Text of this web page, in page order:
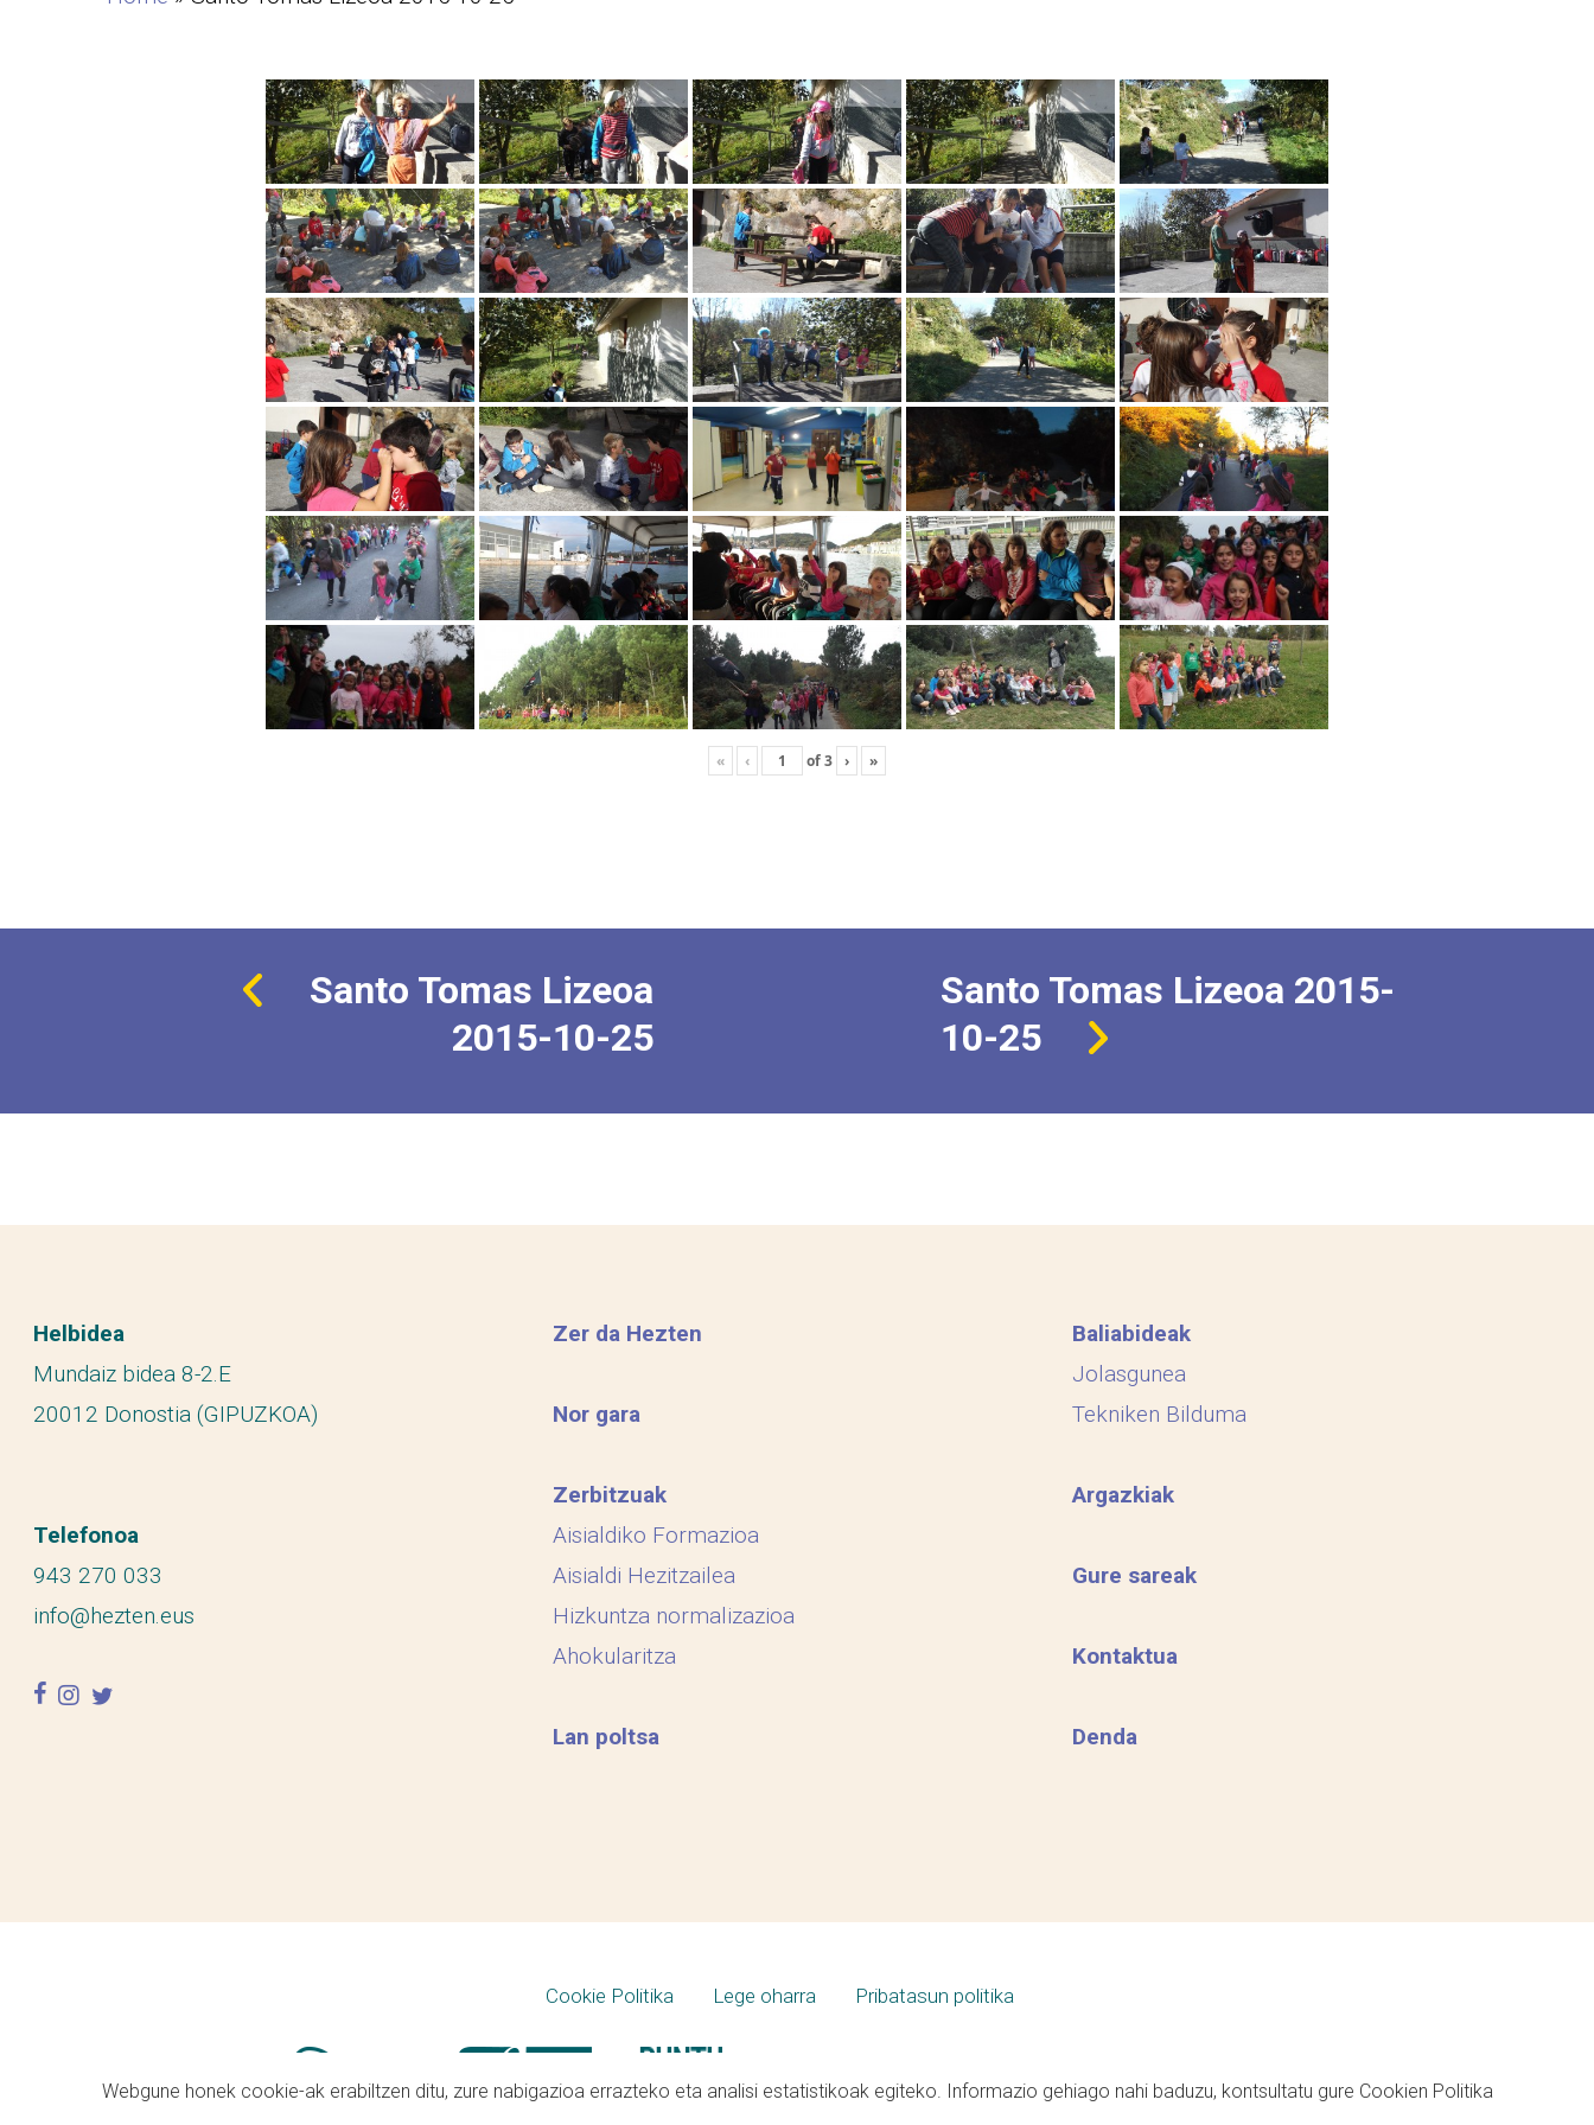
« ‹ of3 › »
Santo Tomas Lizeoa
2015-10-25
Santo Tomas Lizeoa 2015-
10-25
Helbidea
Mundaiz bidea 8-2.E
20012 Donostia (GIPUZKOA)
Telefonoa
943 270 033
info@hezten.eus
facebook
instagram
twitter
Zer da Hezten
Nor gara
Zerbitzuak
Aisialdiko Formazioa
Aisialdi Hezitzailea
Hizkuntza normalizazioa
Ahokularitza
Lan poltsa
Baliabideak
Jolasgunea
Tekniken Bilduma
Argazkiak
Gure sareak
Kontaktua
Denda
Cookie Politika Lege oharra Pribatasun politika
Webgune honek cookie-ak erabiltzen ditu, zure nabigazioa errazteko eta analisi estatistikoak egiteko. Informazio gehiago nahi baduzu, kontsultatu gure Cookien Politika